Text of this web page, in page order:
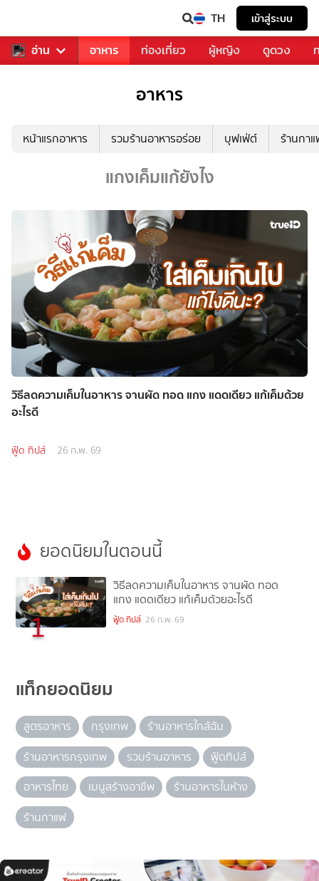
TH เข้าสู่ระบบ
อ่าน
รวงการเพลง อาหาร ท่องเที่ยว ผู้หญิง ดูดวง
อาหาร
หน้าแรกอาหาร รวมร้านอาหารอร่อย บุฟเฟ่ต์ ร้านกา
แกงเค็มแก้ยังไง
วิธีลดความเค็มในอาหาร จานผัด ทอด แกง แดดเดียว แก้เค็มด้วย
อะไรดี
ฟู้ด ทิปส์ 26 ก.พ. 69
ยอดนิยมในตอนนี้
1
วิธีลดความเค็มในอาหาร จานผัด ทอด
แกง แดดเดียว แก้เค็มด้วยอะไรดี
ฟู้ด ทิปส์ 26 ก.พ. 69
แท็กยอดนิยม
สูตรอาหาร กรุงเทพ
ร้านอาหารใกล้ฉัน
ร้านอาหารกรุงเทพ
รวมร้านอาหาร
ฟู้ดทิปส์
อาหารไทย
เมนูสร้างอาชีพ
ร้านอาหารในห้าง
ร้านกาแฟ